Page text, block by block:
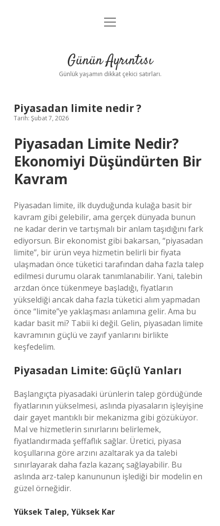
Anasayfa
Yasal Uyarı
menüyü
Günün Ayrıntısı
Günlük yaşamın dikkat çekici satırları.
Piyasadan limite nedir ?
Tarih: Şubat 7, 2026
Piyasadan Limite Nedir?
Ekonomiyi Düşündürten Bir
Kavram
Piyasadan limite, ilk duyduğunda kulağa basit bir
kavram gibi gelebilir, ama gerçek dünyada bunun
ne kadar derin ve tartışmalı bir anlam taşıdığını fark
ediyorsun. Bir ekonomist gibi bakarsan, “piyasadan
limite”, bir ürün veya hizmetin belirli bir fiyata
ulaşmadan önce tüketici tarafından daha fazla talep
edilmesi durumu olarak tanımlanabilir. Yani, talebin
arzdan önce tükenmeye başladığı, fiyatların
yükseldiği ancak daha fazla tüketici alım yapmadan
önce “limite”ye yaklaşması anlamına gelir. Ama bu
kadar basit mi? Tabii ki değil. Gelin, piyasadan limite
kavramının güçlü ve zayıf yanlarını birlikte
keşfedelim.
Piyasadan Limite: Güçlü Yanları
Başlangıçta piyasadaki ürünlerin talep gördüğünde
fiyatlarının yükselmesi, aslında piyasaların işleyişine
dair gayet mantıklı bir mekanizma gibi gözüküyor.
Mal ve hizmetlerin sınırlarını belirlemek,
fiyatlandırmada şeffaflık sağlar. Üretici, piyasa
koşullarına göre arzını azaltarak ya da talebi
sınırlayarak daha fazla kazanç sağlayabilir. Bu
aslında arz-talep kanununun işlediği bir modelin en
güzel örneğidir.
Yüksek Talep, Yüksek Kar